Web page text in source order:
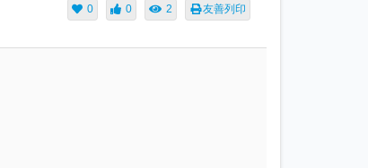
0 0 2 友善列印